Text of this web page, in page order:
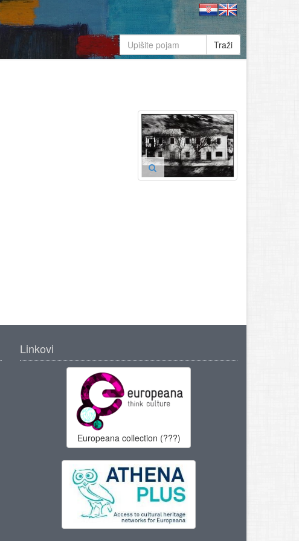
Traži
Linkovi
Europeana collection (???)